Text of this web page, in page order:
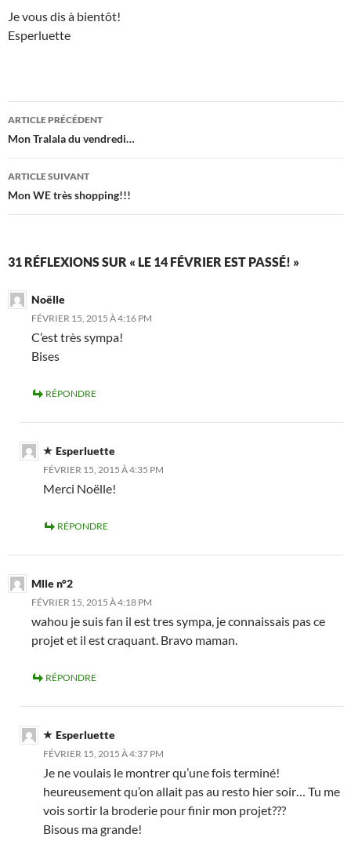
Je vous dis à bientôt!
Esperluette
Navigation
des
articles
ARTICLE PRÉCÉDENT
Mon Tralala du vendredi…
ARTICLE SUIVANT
Mon WE très shopping!!!
31 RÉFLEXIONS SUR « LE 14 FÉVRIER EST PASSÉ! »
Noëlle
FÉVRIER 15, 2015 À 4:16 PM
C’est très sympa!
Bises
RÉPONDRE
Esperluette
FÉVRIER 15, 2015 À 4:35 PM
Merci Noëlle!
RÉPONDRE
Mlle n°2
FÉVRIER 15, 2015 À 4:18 PM
wahou je suis fan il est tres sympa, je connaissais pas ce
projet et il est craquant. Bravo maman.
RÉPONDRE
Esperluette
FÉVRIER 15, 2015 À 4:37 PM
Je ne voulais le montrer qu’une fois terminé!
heureusement qu’on allait pas au resto hier soir… Tu me
vois sortir la broderie pour finir mon projet???
Bisous ma grande!